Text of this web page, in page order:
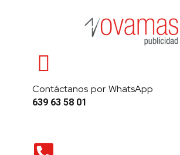
Contáctanos por WhatsApp
639 63 58 01